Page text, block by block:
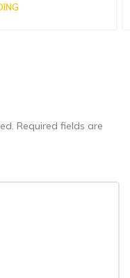
Required fields are